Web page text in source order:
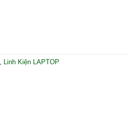
Linh Kiện LAPTOP